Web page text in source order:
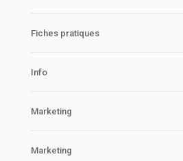
Fiches pratiques
Info
Marketing
Marketing